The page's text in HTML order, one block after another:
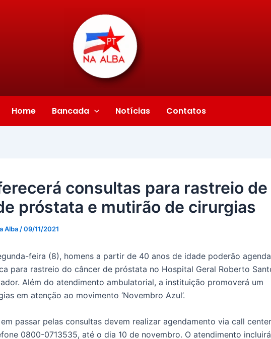
Home Bancada Notícias Contatos
consultas para rastreio de
próstata e mutirão de cirurgias
Alba /09/11/2021
feira (8), homens a partir de 40 anos de idade poderão
para rastreio do câncer de próstata no Hospital Geral Roberto
Além do atendimento ambulatorial, a instituição promoverá um
em atenção ao movimento ‘Novembro Azul’.
passar pelas consultas devem realizar agendamento via call
0800-0713535, até o dia 10 de novembro. O atendimento incluirá